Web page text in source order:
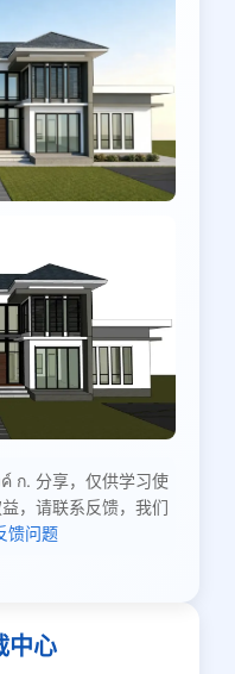
ก. 分享，仅供学习使
，请联系反馈，我们
馈问题
中心